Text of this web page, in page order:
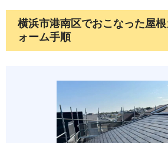
横浜市港南区でおこなった屋
ォーム手順